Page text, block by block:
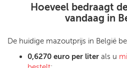
Hoeveel bedraagt
vandaag in
De huidige mazoutprijs in België
0,6270 euro per liter als u